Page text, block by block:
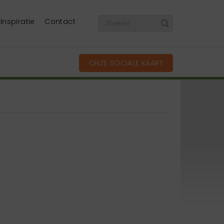
Inspiratie Contact
ONZE SOCIALE KAART